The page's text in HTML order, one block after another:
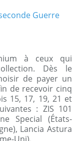
à ceux qui
Dès le
de payer un
de recevoir cinq
15, 17, 19, 21 et
: ZIS 101
Special (États-
Lancia Astura